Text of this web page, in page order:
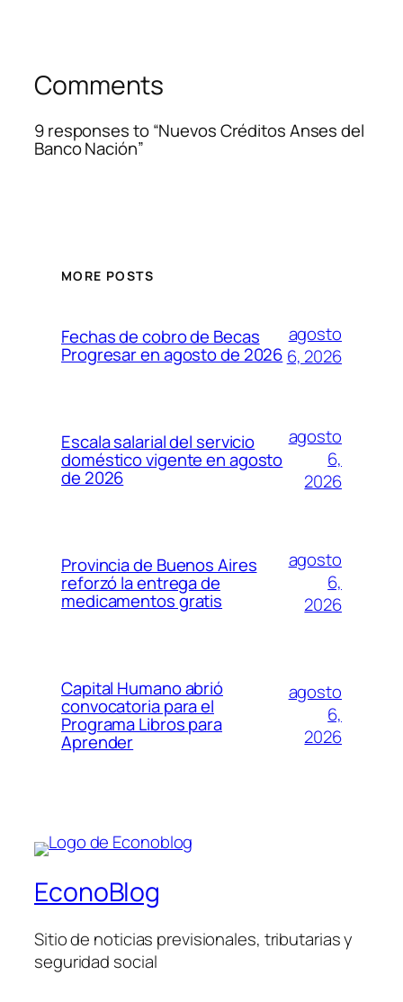
Comments
9 responses to “Nuevos Créditos Anses del
Banco Nación”
MORE POSTS
Fechas de cobro de Becas
Progresar en agosto de 2026
agosto
6, 2026
Escala salarial del servicio
doméstico vigente en agosto
de 2026
agosto
6,
2026
Provincia de Buenos Aires
reforzó la entrega de
medicamentos gratis
agosto
6,
2026
Capital Humano abrió
convocatoria para el
Programa Libros para
Aprender
agosto
6,
2026
EconoBlog
Sitio de noticias previsionales, tributarias y
seguridad social